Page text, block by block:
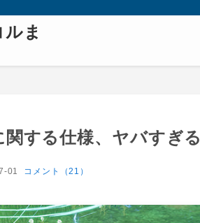
ま
関する仕様、ヤバすぎる
01 コメント（21）